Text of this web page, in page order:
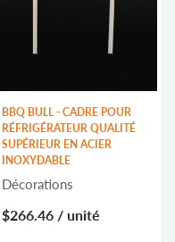
BBQ BULL - CADRE POUR
RÉFRIGÉRATEUR QUALITÉ
SUPÉRIEUR EN ACIER
INOXYDABLE
Décorations
$266.46 / unité